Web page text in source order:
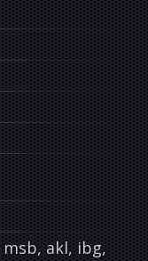
akl, ibg,